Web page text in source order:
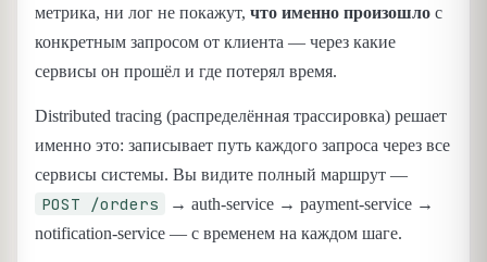
метрика, ни лог не покажут, что именно произошло с
конкретным запросом от клиента — через какие
сервисы он прошёл и где потерял время.
Distributed tracing (распределённая трассировка) решает
именно это: записывает путь каждого запроса через все
сервисы системы. Вы видите полный маршрут —
POST /orders
→ auth-service → payment-service →
notification-service — с временем на каждом шаге.